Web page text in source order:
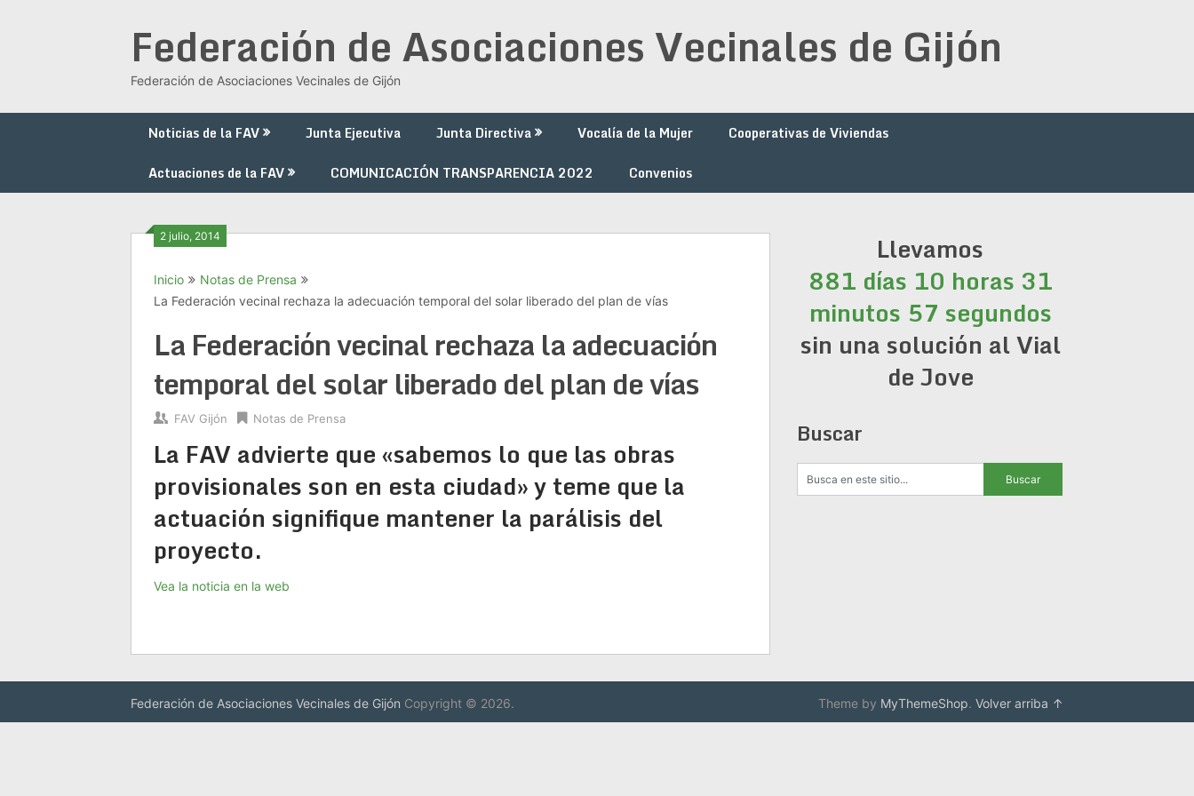
Federación de Asociaciones Vecinales de Gijón
Federación de Asociaciones Vecinales de Gijón
Noticias de la FAV Junta Ejecutiva Junta Directiva Vocalía de la Mujer
Cooperativas de Viviendas
Actuaciones de la FAV
COMUNICACIÓN TRANSPARENCIA 2022 Convenios
2 julio, 2014
Inicio
Notas de Prensa
La Federación vecinal rechaza la adecuación temporal del solar liberado del plan de vías
La Federación vecinal rechaza la adecuación
temporal del solar liberado del plan de vías
FAV Gijón Notas de Prensa
La FAV advierte que «sabemos lo que las obras
provisionales son en esta ciudad» y teme que la
actuación signifique mantener la parálisis del
proyecto.
Vea la noticia en la web
Llevamos
881 días 10 horas 31
minutos 57 segundos
sin una solución al Vial
de Jove
Buscar
Federación de Asociaciones Vecinales de Gijón Copyright © 2026. Theme by MyThemeShop. Volver arriba ↑